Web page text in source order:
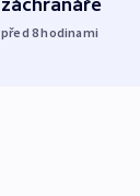
záchranáře
před 8hodinami